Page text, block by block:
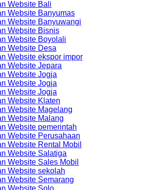
Website Bali
Website Banyumas
Website Banyuwangi
Website Bisnis
Website Boyolali
Website Desa
Website ekspor impor
Website Jepara
Website Jogja
Website Jogja
Website Jogja
Website Klaten
Website Magelang
Website Malang
Website pemerintah
Website Perusahaan
Website Rental Mobil
Website Salatiga
Website Sales Mobil
Website sekolah
Website Semarang
Website Solo